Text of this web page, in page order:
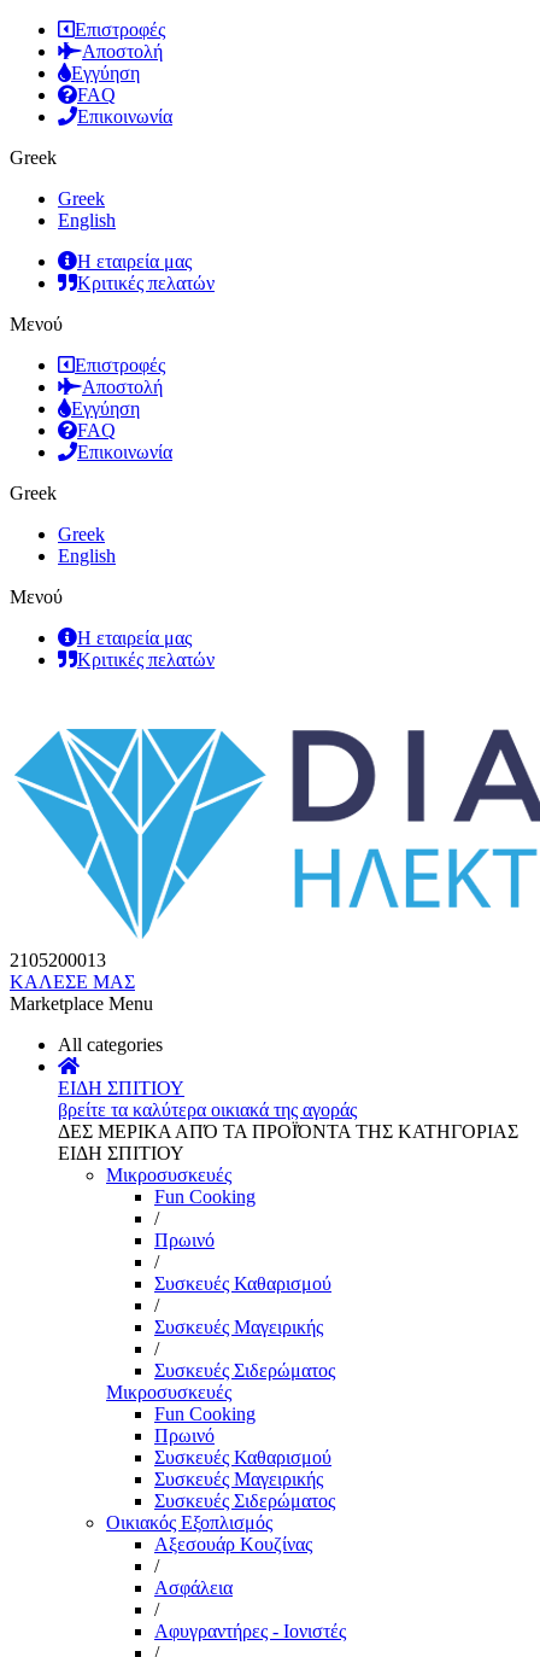
Επιστροφές
Αποστολή
Εγγύηση
FAQ
Επικοινωνία
Greek
Greek
English
Η εταιρεία μας
Κριτικές πελατών
Μενού
Επιστροφές
Αποστολή
Εγγύηση
FAQ
Επικοινωνία
Greek
Greek
English
Μενού
Η εταιρεία μας
Κριτικές πελατών
2105200013
ΚΑΛΕΣΕ ΜΑΣ
Marketplace Menu
All categories
ΕΙΔΗ ΣΠΙΤΙΟΥ
βρείτε τα καλύτερα οικιακά της αγοράς
ΔΕΣ ΜΕΡΙΚΑ ΑΠΌ ΤΑ ΠΡΟΪΌΝΤΑ ΤΗΣ ΚΑΤΗΓΟΡΙΑΣ
ΕΙΔΗ ΣΠΙΤΙΟΥ
Μικροσυσκευές
Fun Cooking
/
Πρωινό
/
Συσκευές Καθαρισμού
/
Συσκευές Μαγειρικής
/
Συσκευές Σιδερώματος
Μικροσυσκευές
Fun Cooking
Πρωινό
Συσκευές Καθαρισμού
Συσκευές Μαγειρικής
Συσκευές Σιδερώματος
Οικιακός Εξοπλισμός
Αξεσουάρ Κουζίνας
/
Ασφάλεια
/
Αφυγραντήρες - Ιονιστές
/